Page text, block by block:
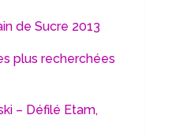
de Sucre 2013
plus recherchées
– Défilé Etam,